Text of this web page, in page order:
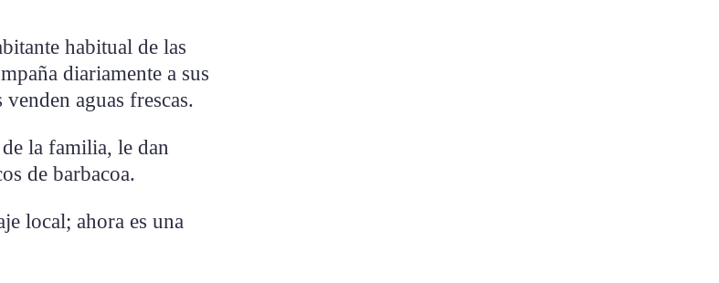
habitual de las
diariamente a sus
aguas frescas.
la familia, le dan
de barbacoa.
local; ahora es una